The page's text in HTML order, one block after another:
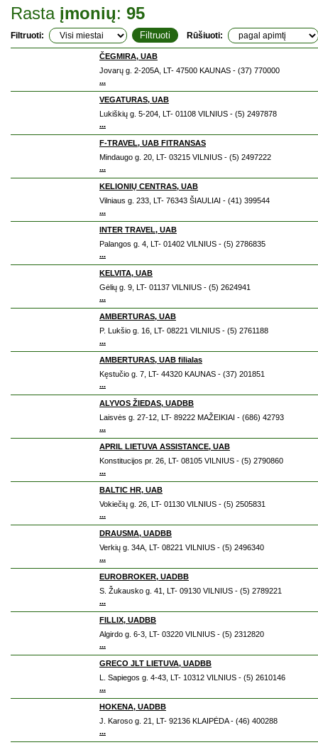
Rasta įmonių: 95
Filtruoti: Rūšiuoti:
ČEGMIRA, UAB
Jovarų g. 2-205A, LT- 47500 KAUNAS - (37) 770000
...
VEGATURAS, UAB
Lukiškių g. 5-204, LT- 01108 VILNIUS - (5) 2497878
...
F-TRAVEL, UAB FITRANSAS
Mindaugo g. 20, LT- 03215 VILNIUS - (5) 2497222
...
KELIONIŲ CENTRAS, UAB
Vilniaus g. 233, LT- 76343 ŠIAULIAI - (41) 399544
...
INTER TRAVEL, UAB
Palangos g. 4, LT- 01402 VILNIUS - (5) 2786835
...
KELVITA, UAB
Gėlių g. 9, LT- 01137 VILNIUS - (5) 2624941
...
AMBERTURAS, UAB
P. Lukšio g. 16, LT- 08221 VILNIUS - (5) 2761188
...
AMBERTURAS, UAB filialas
Kęstučio g. 7, LT- 44320 KAUNAS - (37) 201851
...
ALYVOS ŽIEDAS, UADBB
Laisvės g. 27-12, LT- 89222 MAŽEIKIAI - (686) 42793
...
APRIL LIETUVA ASSISTANCE, UAB
Konstitucijos pr. 26, LT- 08105 VILNIUS - (5) 2790860
...
BALTIC HR, UAB
Vokiečių g. 26, LT- 01130 VILNIUS - (5) 2505831
...
DRAUSMA, UADBB
Verkių g. 34A, LT- 08221 VILNIUS - (5) 2496340
...
EUROBROKER, UADBB
S. Žukausko g. 41, LT- 09130 VILNIUS - (5) 2789221
...
FILLIX, UADBB
Algirdo g. 6-3, LT- 03220 VILNIUS - (5) 2312820
...
GRECO JLT LIETUVA, UADBB
L. Sapiegos g. 4-43, LT- 10312 VILNIUS - (5) 2610146
...
HOKENA, UADBB
J. Karoso g. 21, LT- 92136 KLAIPĖDA - (46) 400288
...